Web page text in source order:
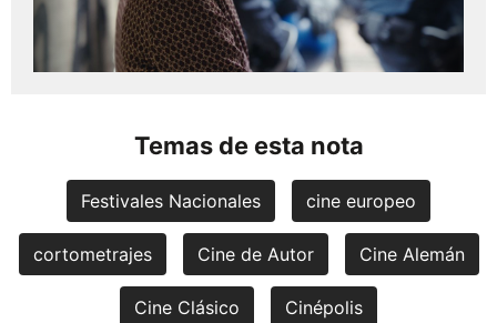
Temas de esta nota
Festivales Nacionales cine europeo
cortometrajes Cine de Autor Cine Alemán
Cine Clásico Cinépolis